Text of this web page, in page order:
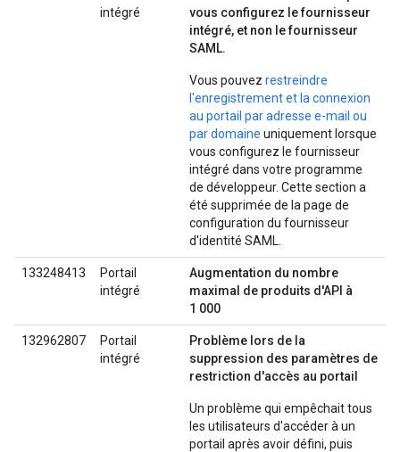
intégré
vous configurez le fournisseur
intégré, et non le fournisseur
SAML.
Vous pouvez restreindre
l'enregistrement et la connexion
au portail par adresse e-mail ou
par domaine uniquement lorsque
vous configurez le fournisseur
intégré dans votre programme
de développeur. Cette section a
été supprimée de la page de
configuration du fournisseur
d'identité SAML.
133248413
Portail
intégré
Augmentation du nombre
maximal de produits d'API à
1 000
132962807
Portail
intégré
Problème lors de la
suppression des paramètres de
restriction d'accès au portail
Un problème qui empêchait tous
les utilisateurs d'accéder à un
portail après avoir défini, puis